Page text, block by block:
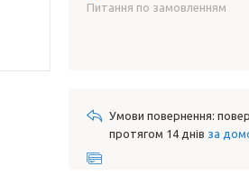
Питання по замовленням
протягом 14 днів за